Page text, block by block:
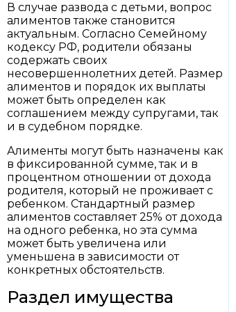
В случае развода с детьми, вопрос
алиментов также становится
актуальным. Согласно Семейному
кодексу РФ, родители обязаны
содержать своих
несовершеннолетних детей. Размер
алиментов и порядок их выплаты
может быть определен как
соглашением между супругами, так
и в судебном порядке.
Алименты могут быть назначены как
в фиксированной сумме, так и в
процентном отношении от дохода
родителя, который не проживает с
ребенком. Стандартный размер
алиментов составляет 25% от дохода
на одного ребенка, но эта сумма
может быть увеличена или
уменьшена в зависимости от
конкретных обстоятельств.
Раздел имущества